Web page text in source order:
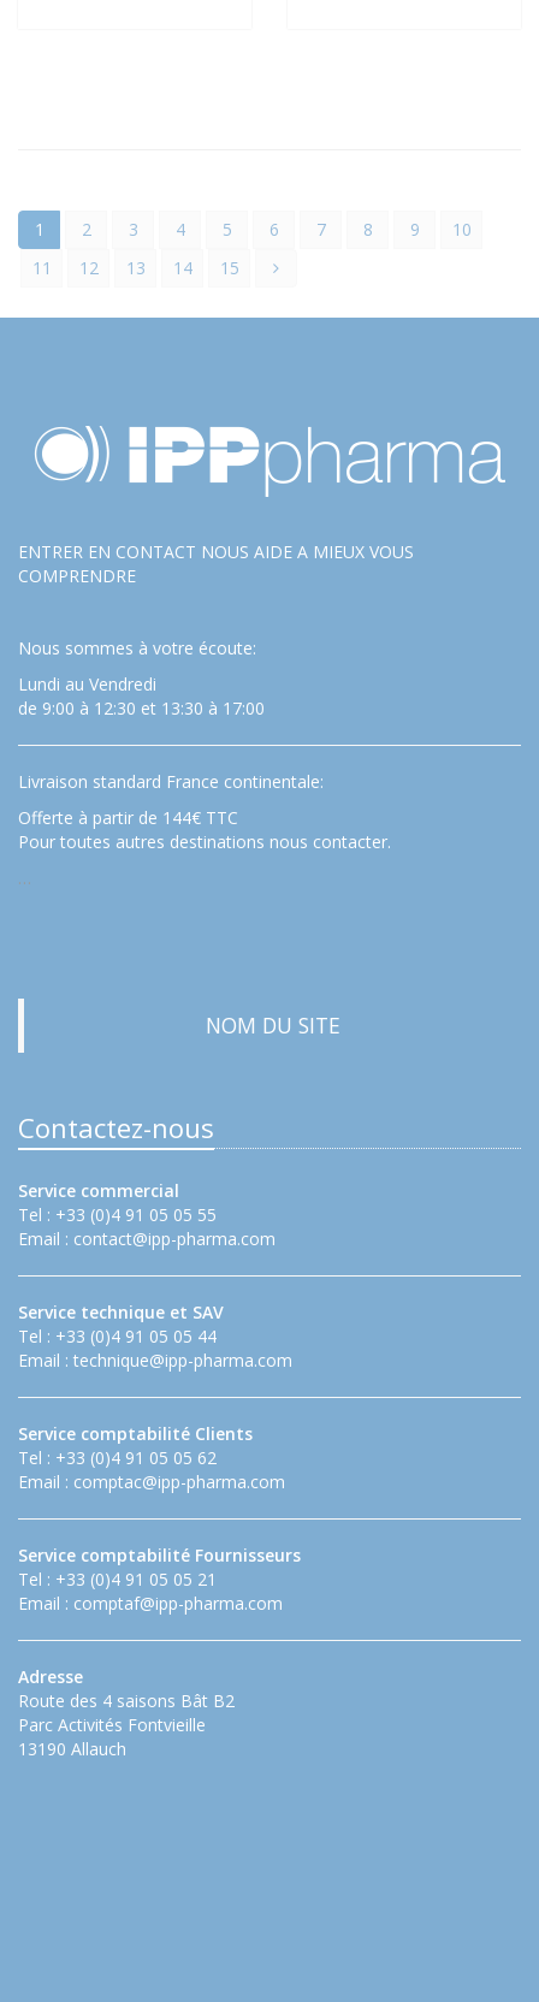
1 2 3 4 5 6 7 8 9
10
11
12 13 14 15
ENTRER EN CONTACT NOUS AIDE A MIEUX VOUS
COMPRENDRE
Nous sommes à votre écoute:
Lundi au Vendredi
de 9:00 à 12:30 et 13:30 à 17:00
Livraison standard France continentale:
Offerte à partir de 144€ TTC
Pour toutes autres destinations nous contacter.
…
NOM DU SITE
Contactez-nous
Service commercial
Tel : +33 (0)4 91 05 05 55
Email : contact@ipp-pharma.com
Service technique et SAV
Tel : +33 (0)4 91 05 05 44
Email : technique@ipp-pharma.com
Service comptabilité Clients
Tel : +33 (0)4 91 05 05 62
Email : comptac@ipp-pharma.com
Service comptabilité Fournisseurs
Tel : +33 (0)4 91 05 05 21
Email : comptaf@ipp-pharma.com
Adresse
Route des 4 saisons Bât B2
Parc Activités Fontvieille
13190 Allauch